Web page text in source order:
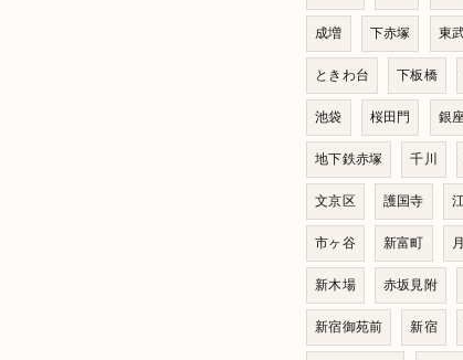
成増 下赤塚 東
ときわ台 下板橋
池袋 桜田門 銀
地下鉄赤塚 千川
文京区 護国寺
市ヶ谷 新富町
新木場 赤坂見附
新宿御苑前 新宿